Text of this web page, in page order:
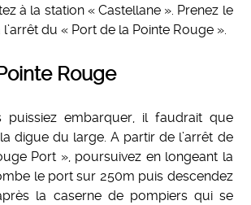
à la station « Castellane ». Prenez le
l’arrêt du « Port de la Pointe Rouge ».
Rouge
puissiez embarquer, il faudrait que
digue du large. A partir de l’arrêt de
Port », poursuivez en longeant la
le port sur 250m puis descendez
la caserne de pompiers qui se